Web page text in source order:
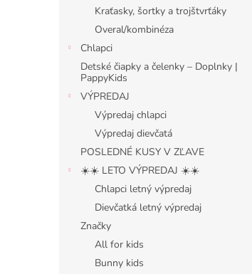
Kraťasky, šortky a trojštvrťáky
Overal/kombinéza
Chlapci
Detské čiapky a čelenky – Doplnky |
PappyKids
VÝPREDAJ
Výpredaj chlapci
Výpredaj dievčatá
POSLEDNÉ KUSY V ZĽAVE
☀️☀️ LETO VÝPREDAJ ☀️☀️
Chlapci letný výpredaj
Dievčatká letný výpredaj
Značky
All for kids
Bunny kids